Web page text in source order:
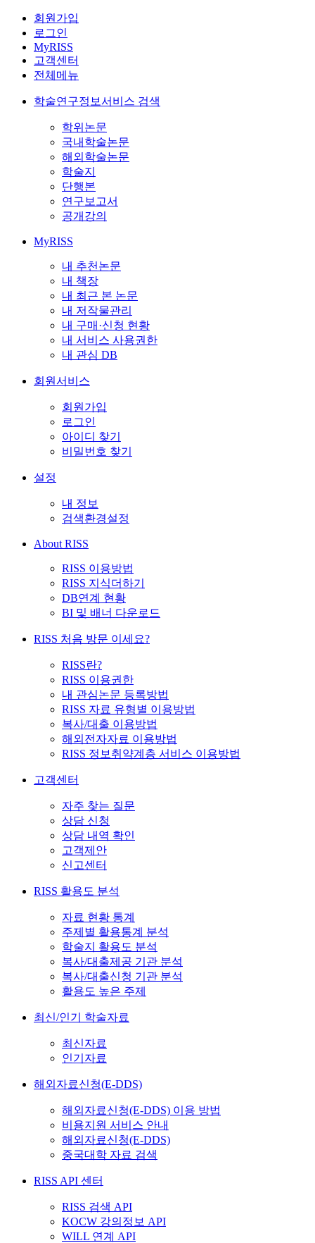
회원가입
로그인
MyRISS
고객센터
전체메뉴
학술연구정보서비스 검색
학위논문
국내학술논문
해외학술논문
학술지
단행본
연구보고서
공개강의
MyRISS
내 추천논문
내 책장
내 최근 본 논문
내 저작물관리
내 구매·신청 현황
내 서비스 사용권한
내 관심 DB
회원서비스
회원가입
로그인
아이디 찾기
비밀번호 찾기
설정
내 정보
검색환경설정
About RISS
RISS 이용방법
RISS 지식더하기
DB연계 현황
BI 및 배너 다운로드
RISS 처음 방문 이세요?
RISS란?
RISS 이용권한
내 관심논문 등록방법
RISS 자료 유형별 이용방법
복사/대출 이용방법
해외전자자료 이용방법
RISS 정보취약계층 서비스 이용방법
고객센터
자주 찾는 질문
상담 신청
상담 내역 확인
고객제안
신고센터
RISS 활용도 분석
자료 현황 통계
주제별 활용통계 분석
학술지 활용도 분석
복사/대출제공 기관 분석
복사/대출신청 기관 분석
활용도 높은 주제
최신/인기 학술자료
최신자료
인기자료
해외자료신청(E-DDS)
해외자료신청(E-DDS) 이용 방법
비용지원 서비스 안내
해외자료신청(E-DDS)
중국대학 자료 검색
RISS API 센터
RISS 검색 API
KOCW 강의정보 API
WILL 연계 API